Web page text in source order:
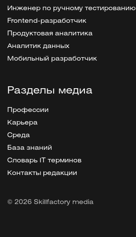
Инженер по ручному тестированию
Frontend-разработчик
Продуктовая аналитика
Аналитик данных
Мобильный разработчик
Разделы медиа
Профессии
Карьера
Среда
База знаний
Словарь IT терминов
Контакты редакции
© 2026 Skillfactory media